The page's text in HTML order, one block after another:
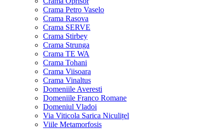
Crama Petro Vaselo
Crama Rasova
Crama SERVE
Crama Stirbey
Crama Strunga
Crama TE WA
Crama Tohani
Crama Viisoara
Crama Vinaltus
Domeniile Averesti
Domeniile Franco Romane
Domeniul Vladoi
Via Viticola Sarica Niculițel
Viile Metamorfosis